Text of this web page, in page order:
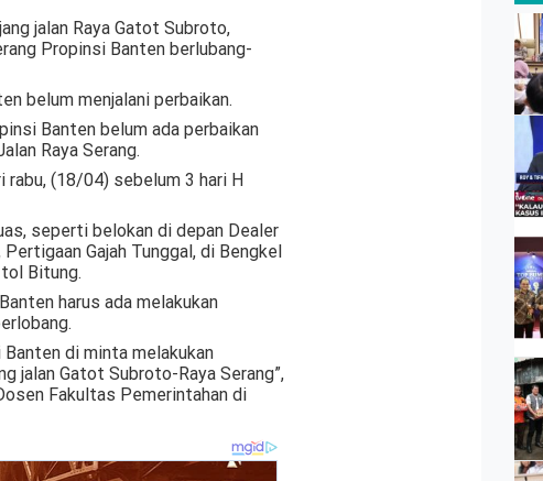
jalan Raya Gatot Subroto,
Propinsi Banten berlubang-
belum menjalani perbaikan.
Banten belum ada perbaikan
Raya Serang.
(18/04) sebelum 3 hari H
seperti belokan di depan Dealer
Gajah Tunggal, di Bengkel
Bitung.
harus ada melakukan
Banten di minta melakukan
jalan Gatot Subroto-Raya Serang”,
Fakultas Pemerintahan di